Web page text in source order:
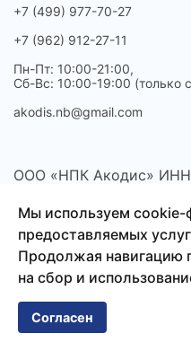
+7 (499) 977-70-27
+7 (962) 912-27-11
Пн-Пт: 10:00-21:00,
Сб-Вс: 10:00-19:00 (только
akodis.nb@gmail.com
ООО «НПК Акодис» ИНН
"АЛЬФА-БАНК" БИК
Мы используем cookie-
предоставляемых услуг
Продолжая навигацию
на сбор и
Согласен